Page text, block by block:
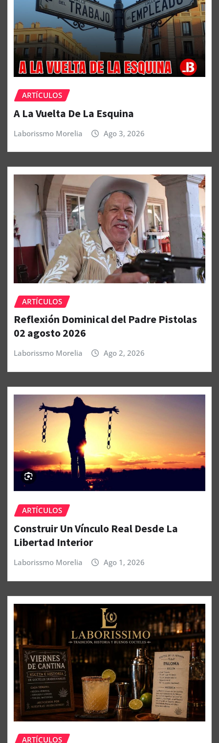
ARTÍCULOS
A La Vuelta De La Esquina
Laborissmo Morelia Ago 3, 2026
ARTÍCULOS
Reflexión Dominical del Padre Pistolas
02 agosto 2026
Laborissmo Morelia Ago 2, 2026
ARTÍCULOS
Construir Un Vínculo Real Desde La
Libertad Interior
Laborissmo Morelia Ago 1, 2026
ARTÍCULOS